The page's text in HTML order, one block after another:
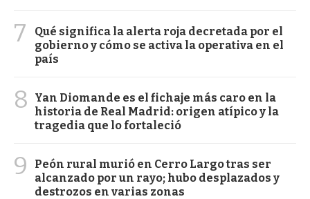
7
Qué significa la alerta roja decretada por el
gobierno y cómo se activa la operativa en el
país
8
Yan Diomande es el fichaje más caro en la
historia de Real Madrid: origen atípico y la
tragedia que lo fortaleció
9
Peón rural murió en Cerro Largo tras ser
alcanzado por un rayo; hubo desplazados y
destrozos en varias zonas